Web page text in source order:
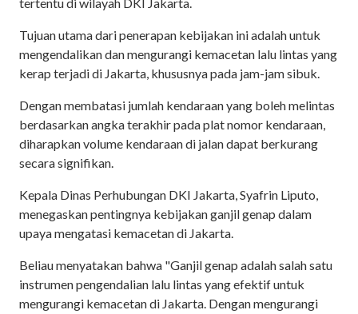
tertentu di wilayah DKI Jakarta.
Tujuan utama dari penerapan kebijakan ini adalah untuk
mengendalikan dan mengurangi kemacetan lalu lintas yang
kerap terjadi di Jakarta, khususnya pada jam-jam sibuk.
Dengan membatasi jumlah kendaraan yang boleh melintas
berdasarkan angka terakhir pada plat nomor kendaraan,
diharapkan volume kendaraan di jalan dapat berkurang
secara signifikan.
Kepala Dinas Perhubungan DKI Jakarta, Syafrin Liputo,
menegaskan pentingnya kebijakan ganjil genap dalam
upaya mengatasi kemacetan di Jakarta.
Beliau menyatakan bahwa "Ganjil genap adalah salah satu
instrumen pengendalian lalu lintas yang efektif untuk
mengurangi kemacetan di Jakarta. Dengan mengurangi